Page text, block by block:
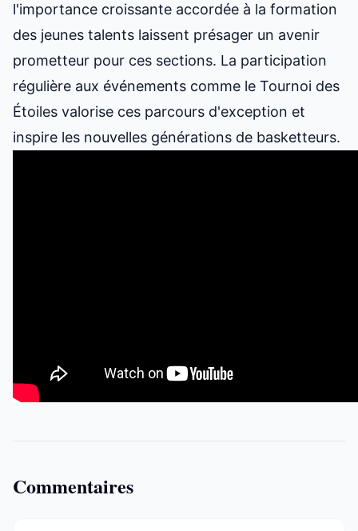
l'importance croissante accordée à la formation
des jeunes talents laissent présager un avenir
prometteur pour ces sections. La participation
régulière aux événements comme le Tournoi des
Étoiles valorise ces parcours d'exception et
inspire les nouvelles générations de basketteurs.
Commentaires